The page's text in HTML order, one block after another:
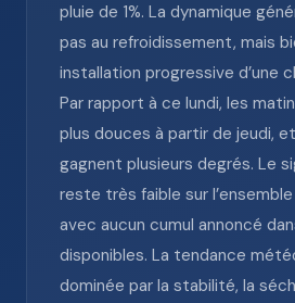
pluie de 1%. La dynamique
pas au refroidissement, mais
installation progressive d’une
Par rapport à ce lundi, les
plus douces à partir de jeudi,
gagnent plusieurs degrés. Le
reste très faible sur
avec aucun cumul annoncé
disponibles. La tendance
dominée par la stabilité, la